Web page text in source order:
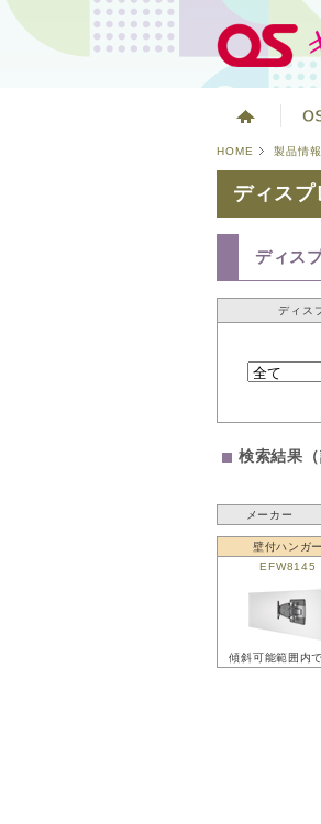
HOME 製品情報
ディスプ
ディス
ディス
検索結果
メーカー
壁付ハンガー
EFW8145
傾斜可能範囲内